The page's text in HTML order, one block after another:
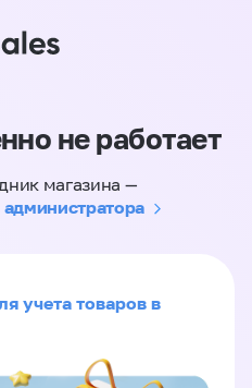
не работает
магазина —
учета товаров в